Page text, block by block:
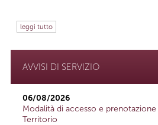
leggi tutto
AVVISI DI SERVIZIO
06/08/2026
Modalità di accesso e
Territorio